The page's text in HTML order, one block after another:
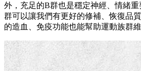
外，充足的B群也是穩定神經、情緒
群可以讓我們有更好的修補、恢復品
的造血、免疫功能也能幫助運動族群